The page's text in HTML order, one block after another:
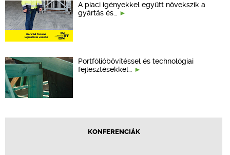
A piaci igényekkel együtt növekszik a
gyártás és…
Portfólióbővítéssel és technológiai
fejlesztésekkel…
KONFERENCIÁK